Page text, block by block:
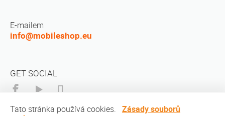
E-mailem
info@mobileshop.eu
GET SOCIAL
Tato stránka používá cookies. Zásady souborů